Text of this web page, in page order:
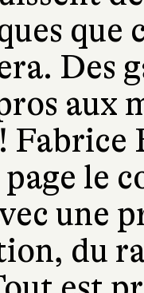
que
Des
aux
Fabrice
le
une
du